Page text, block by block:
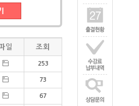
일 조회
253
73
67